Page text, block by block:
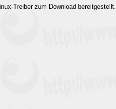
Treiber zum Download bereitgestellt.